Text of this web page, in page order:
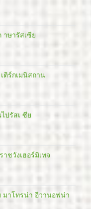
าษารัสเซีย
ติร์กเมนิสถาน
ปรัสเ ซีย
ชวังเฮอร์มิเทจ
มาโทรน่า อีวานอฟน่า